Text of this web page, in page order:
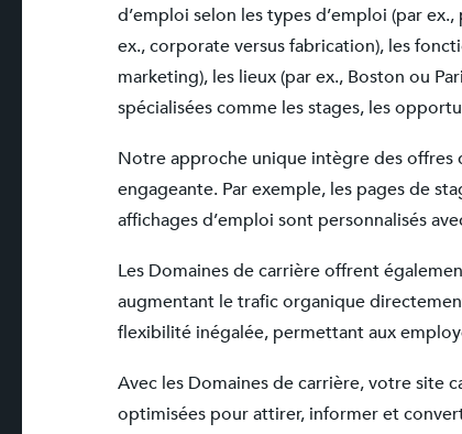
d’emploi selon les types d’emploi (par
ex., corporate versus fabrication), les
marketing), les lieux (par ex., Boston ou
spécialisées comme les stages, les
Notre approche unique intègre des offres
engageante. Par exemple, les pages de
affichages d’emploi sont personnalisés
Les Domaines de carrière offrent
augmentant le trafic organique
flexibilité inégalée, permettant aux
Avec les Domaines de carrière, votre site
optimisées pour attirer, informer et